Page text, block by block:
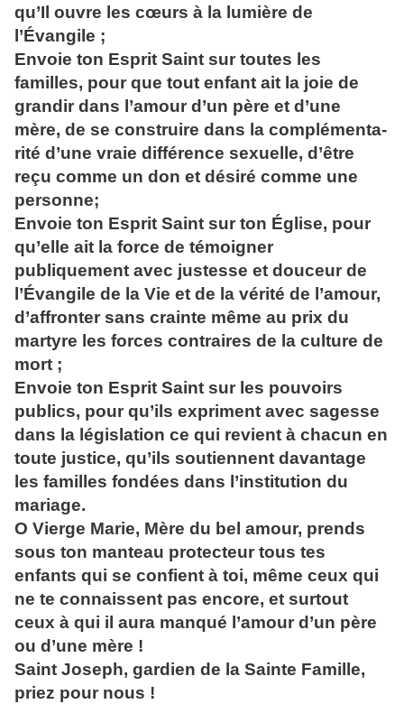
qu’Il ouvre les cœurs à la lumière de
l’Évangile ;
Envoie ton Esprit Saint sur toutes les
familles, pour que tout enfant ait la joie de
grandir dans l’amour d’un père et d’une
mère, de se construire dans la complé­men­ta­
ri­té d’une vraie différence sexuelle, d’être
reçu comme un don et désiré comme une
personne;
Envoie ton Esprit Saint sur ton Église, pour
qu’elle ait la force de témoigner
publiquement avec justesse et douceur de
l’Évangile de la Vie et de la vérité de l’amour,
d’affronter sans crainte même au prix du
martyre les forces contraires de la culture de
mort ;
Envoie ton Esprit Saint sur les pouvoirs
publics, pour qu’ils expriment avec sagesse
dans la législation ce qui revient à chacun en
toute justice, qu’ils soutiennent davantage
les familles fondées dans l’institution du
mariage.
O Vierge Marie, Mère du bel amour, prends
sous ton manteau protecteur tous tes
enfants qui se confient à toi, même ceux qui
ne te connaissent pas encore, et surtout
ceux à qui il aura manqué l’amour d’un père
ou d’une mère !
Saint Joseph, gardien de la Sainte Famille,
priez pour nous !